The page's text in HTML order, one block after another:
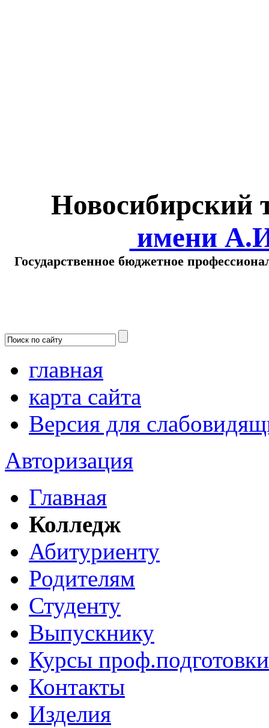
Новосибирский
имени
Государственное бюджетное
главная
карта сайта
Версия для
Авторизация
Главная
Колледж
Абитуриенту
Родителям
Студенту
Выпускнику
Курсы проф.подготовки
Контакты
Изделия